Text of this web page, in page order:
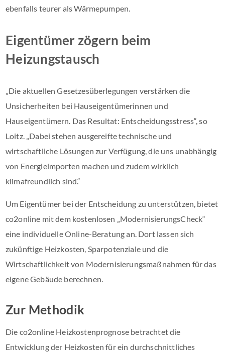
ebenfalls teurer als Wärmepumpen.
Eigentümer zögern beim
Heizungstausch
„Die aktuellen Gesetzesüberlegungen verstärken die
Unsicherheiten bei Hauseigentümerinnen und
Hauseigentümern. Das Resultat: Entscheidungsstress“, so
Loitz. „Dabei stehen ausgereifte technische und
wirtschaftliche Lösungen zur Verfügung, die uns unabhängig
von Energieimporten machen und zudem wirklich
klimafreundlich sind.“
Um Eigentümer bei der Entscheidung zu unterstützen, bietet
co2online mit dem kostenlosen „ModernisierungsCheck“
eine individuelle Online-Beratung an. Dort lassen sich
zukünftige Heizkosten, Sparpotenziale und die
Wirtschaftlichkeit von Modernisierungsmaßnahmen für das
eigene Gebäude berechnen.
Zur Methodik
Die co2online Heizkostenprognose betrachtet die
Entwicklung der Heizkosten für ein durchschnittliches